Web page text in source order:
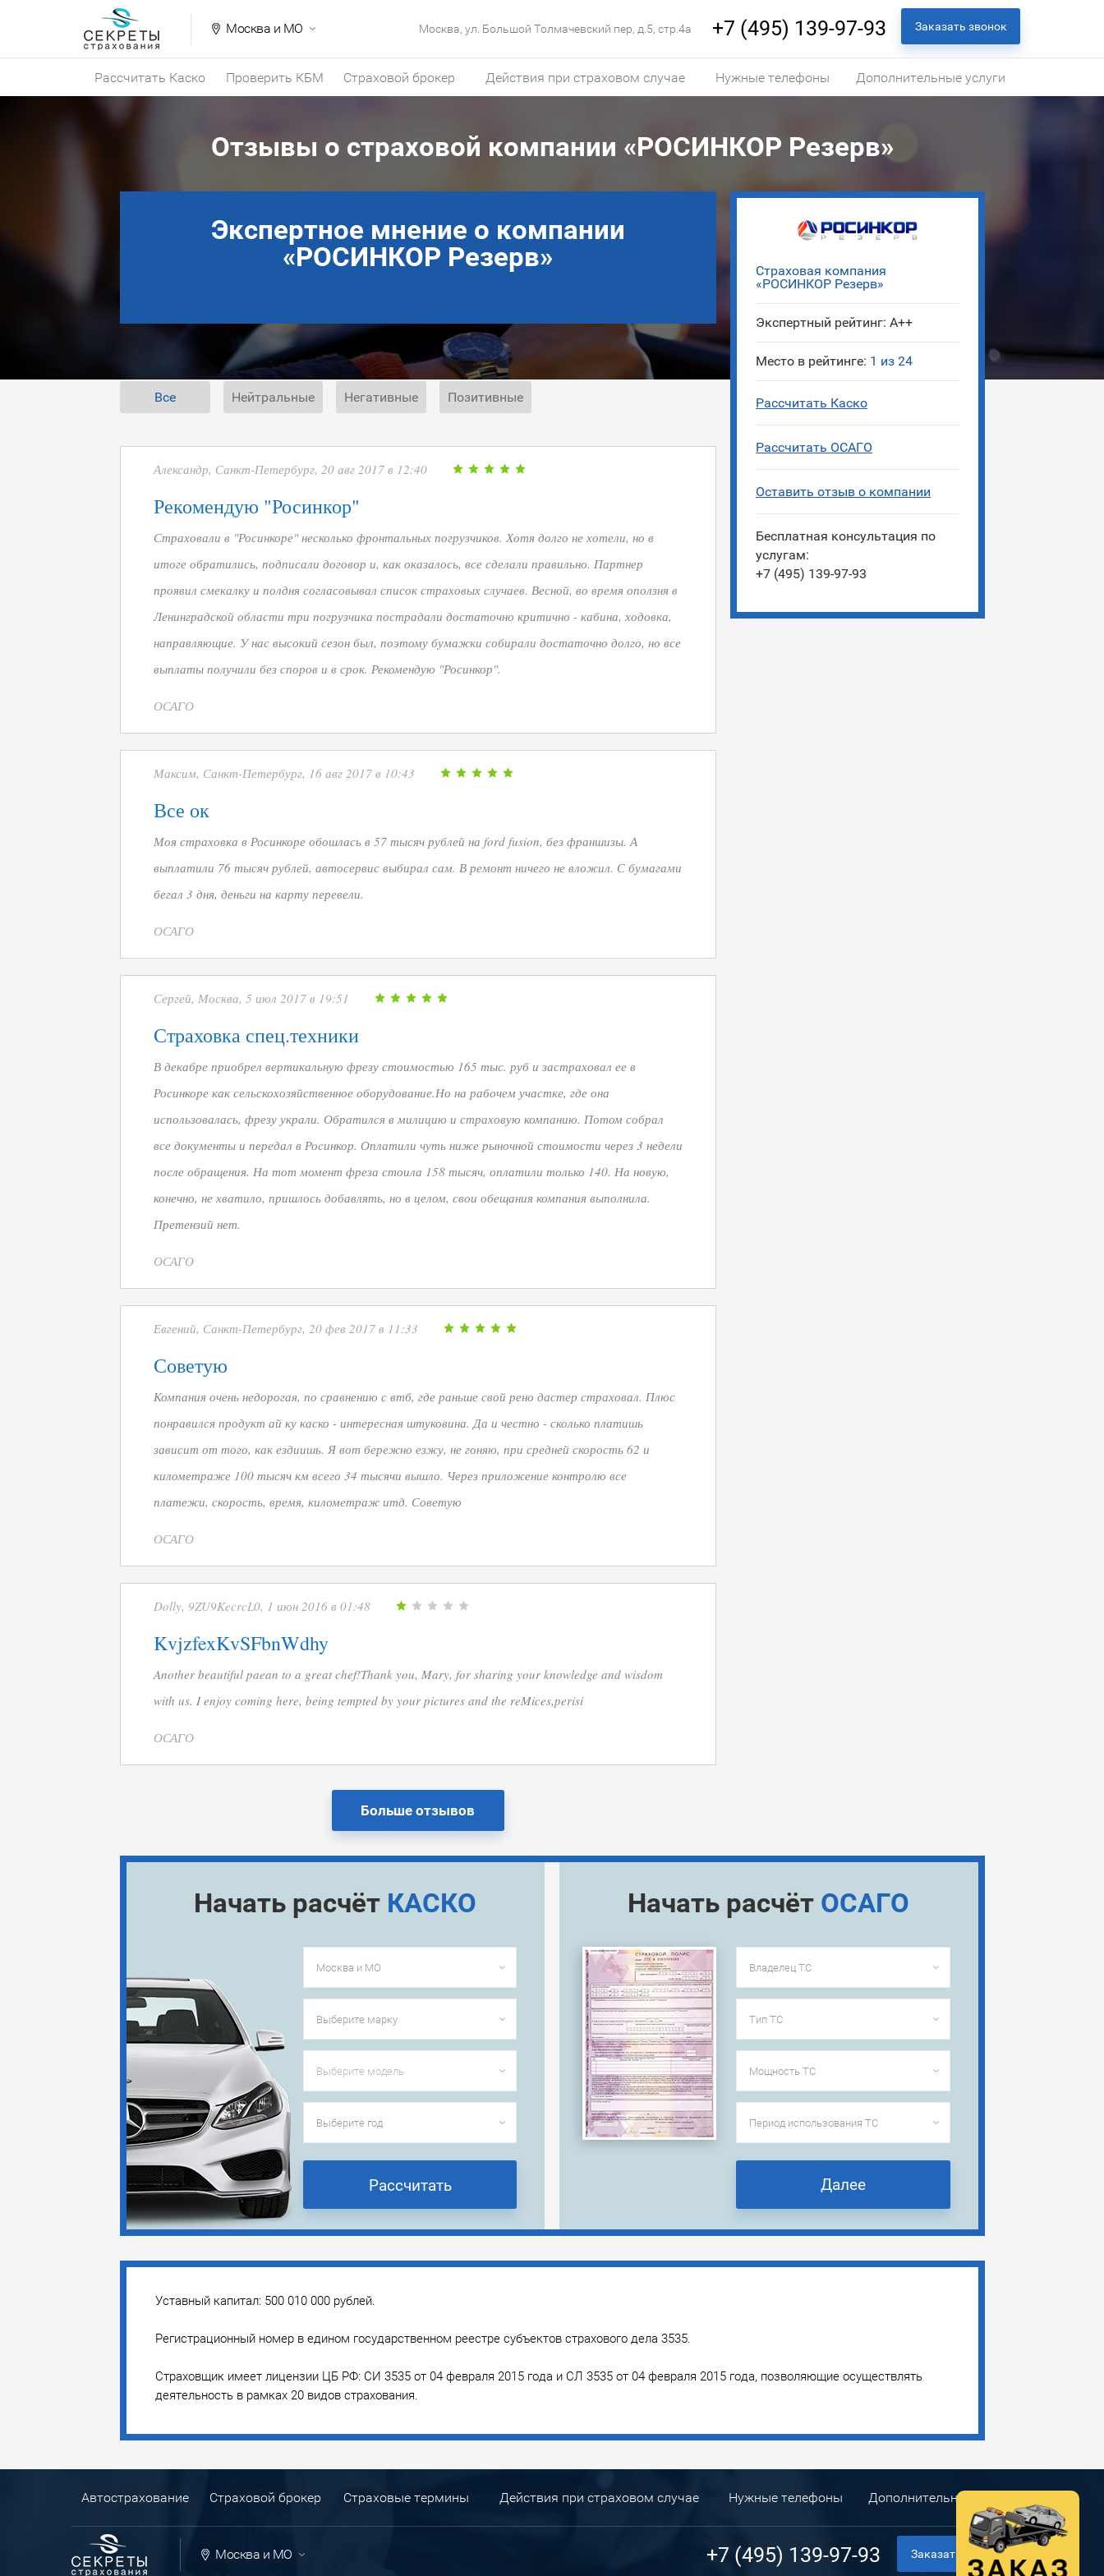
Москва и МО Москва, ул. Большой Толмачевский пер, д.5, стр.4а +7 (495) 139-97-93 Заказать звонок
Рассчитать Каско Проверить КБМ Страховой брокер Действия при страховом случае Нужные телефоны Дополнительные услуги
Отзывы о страховой компании «РОСИНКОР Резерв»
Страховая компания
«РОСИНКОР Резерв»
Экспертный рейтинг: A++
Место в рейтинге: 1 из 24
Рассчитать Каско
Рассчитать ОСАГО
Оставить отзыв о компании
Бесплатная консультация по
услугам:
+7 (495) 139-97-93
Экспертное мнение о компании
«РОСИНКОР Резерв»
Все Нейтральные Негативные Позитивные
Александр, Санкт-Петербург, 20 авг 2017 в 12:40
Рекомендую "Росинкор"
Страховали в "Росинкоре" несколько фронтальных погрузчиков. Хотя долго не хотели, но в
итоге обратились, подписали договор и, как оказалось, все сделали правильно. Партнер
проявил смекалку и полдня согласовывал список страховых случаев. Весной, во время оползня в
Ленинградской области три погрузчика пострадали достаточно критично - кабина, ходовка,
направляющие. У нас высокий сезон был, поэтому бумажки собирали достаточно долго, но все
выплаты получили без споров и в срок. Рекомендую "Росинкор".
ОСАГО
Максим, Санкт-Петербург, 16 авг 2017 в 10:43
Все ок
Моя страховка в Росинкоре обошлась в 57 тысяч рублей на ford fusion, без франшизы. А
выплатили 76 тысяч рублей, автосервис выбирал сам. В ремонт ничего не вложил. С бумагами
бегал 3 дня, деньги на карту перевели.
ОСАГО
Сергей, Москва, 5 июл 2017 в 19:51
Страховка спец.техники
В декабре приобрел вертикальную фрезу стоимостью 165 тыс. руб и застраховал ее в
Росинкоре как сельскохозяйственное оборудование.Но на рабочем участке, где она
использовалась, фрезу украли. Обратился в милицию и страховую компанию. Потом собрал
все документы и передал в Росинкор. Оплатили чуть ниже рыночной стоимости через 3 недели
после обращения. На тот момент фреза стоила 158 тысяч, оплатили только 140. На новую,
конечно, не хватило, пришлось добавлять, но в целом, свои обещания компания выполнила.
Претензий нет.
ОСАГО
Евгений, Санкт-Петербург, 20 фев 2017 в 11:33
Советую
Компания очень недорогая, по сравнению с втб, где раньше свой рено дастер страховал. Плюс
понравился продукт ай ку каско - интересная штуковина. Да и честно - сколько платишь
зависит от того, как ездиишь. Я вот бережно езжу, не гоняю, при средней скорость 62 и
километраже 100 тысяч км всего 34 тысячи вышло. Через приложение контролю все
платежи, скорость, время, километраж итд. Советую
ОСАГО
Dolly, 9ZU9KecrcL0, 1 июн 2016 в 01:48
KvjzfexKvSFbnWdhy
Another beautiful paean to a great chef!Thank you, Mary, for sharing your knowledge and wisdom
with us. I enjoy coming here, being tempted by your pictures and the reMices,perisi
ОСАГО
Больше отзывов
Начать расчёт КАСКО Начать расчёт ОСАГО
Далее
Уставный капитал: 500 010 000 рублей.
Регистрационный номер в едином государственном реестре субъектов страхового дела 3535.
Страховщик имеет лицензии ЦБ РФ: СИ 3535 от 04 февраля 2015 года и СЛ 3535 от 04 февраля 2015 года, позволяющие осуществлять
деятельность в рамках 20 видов страхования.
Автострахование Страховой брокер Страховые термины Действия при страховом случае Нужные телефоны Дополнительные услуги
Москва и МО +7 (495) 139-97-93 Заказать звонок